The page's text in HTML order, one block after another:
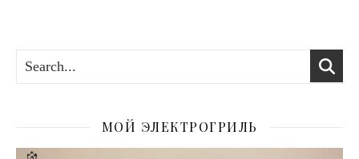
МОЙ ЭЛЕКТРОГРИЛЬ